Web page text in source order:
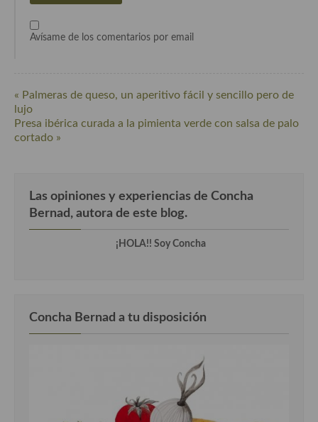
Avísame de los comentarios por email
« Palmeras de queso, un aperitivo fácil y sencillo pero de
lujo
Presa ibérica curada a la pimienta verde con salsa de palo
cortado »
Las opiniones y experiencias de Concha
Bernad, autora de este blog.
¡HOLA!! Soy Concha
Concha Bernad a tu disposición